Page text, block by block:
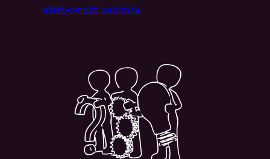
efektywność osobista